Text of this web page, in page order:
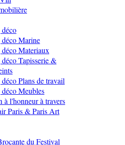
Marine
Materiaux
Tapisserie &
Plans de travail
Meubles
à l'honneur à travers
Paris & Paris Art
du Festival